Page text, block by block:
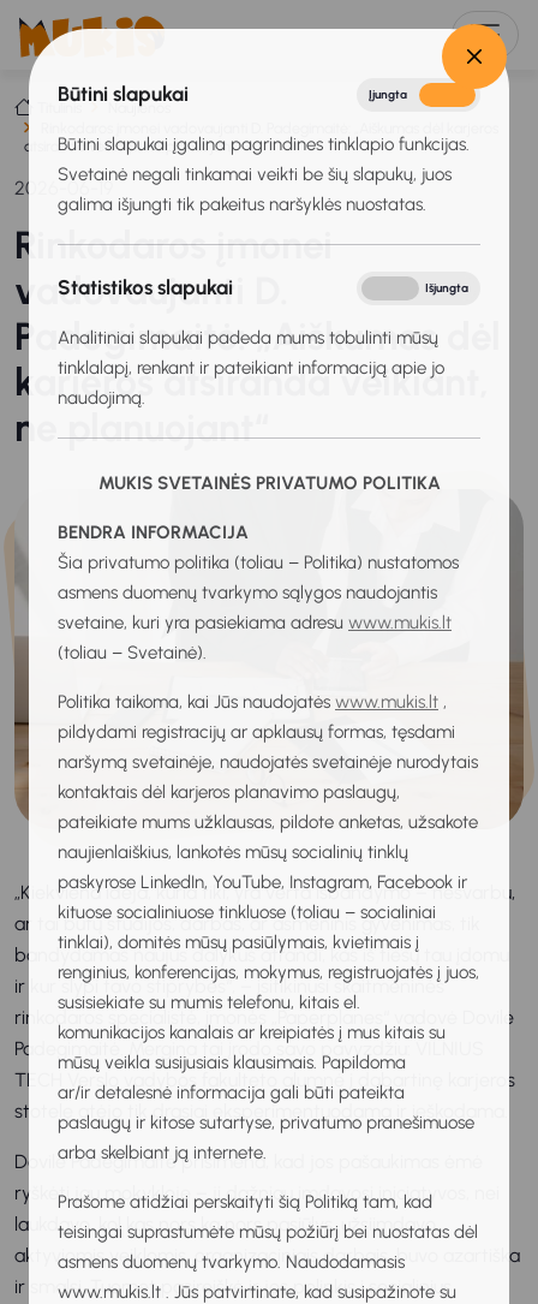
Būtini slapukai Įjungta
Būtini slapukai įgalina pagrindines tinklapio funkcijas.
Svetainė negali tinkamai veikti be šių slapukų, juos
galima išjungti tik pakeitus naršyklės nuostatas.
Statistikos slapukai Išjungta
Analitiniai slapukai padeda mums tobulinti mūsų
tinklalapį, renkant ir pateikiant informaciją apie jo
naudojimą.
MUKIS SVETAINĖS PRIVATUMO POLITIKA
BENDRA INFORMACIJA
Šia privatumo politika (toliau – Politika) nustatomos
asmens duomenų tvarkymo sąlygos naudojantis
svetaine, kuri yra pasiekiama adresu www.mukis.lt
(toliau – Svetainė).
Politika taikoma, kai Jūs naudojatės www.mukis.lt ,
pildydami registracijų ar apklausų formas, tęsdami
naršymą svetainėje, naudojatės svetainėje nurodytais
kontaktais dėl karjeros planavimo paslaugų,
pateikiate mums užklausas, pildote anketas, užsakote
naujienlaiškius, lankotės mūsų socialinių tinklų
paskyrose LinkedIn, YouTube, Instagram, Facebook ir
kituose socialiniuose tinkluose (toliau – socialiniai
tinklai), domitės mūsų pasiūlymais, kvietimais į
renginius, konferencijas, mokymus, registruojatės į juos,
susisiekiate su mumis telefonu, kitais el.
komunikacijos kanalais ar kreipiatės į mus kitais su
mūsų veikla susijusiais klausimais. Papildoma
ar/ir detalesnė informacija gali būti pateikta
paslaugų ir kitose sutartyse, privatumo pranešimuose
arba skelbiant ją internete.
Prašome atidžiai perskaityti šią Politiką tam, kad
teisingai suprastumėte mūsų požiūrį bei nuostatas dėl
asmens duomenų tvarkymo. Naudodamasis
www.mukis.lt . Jūs patvirtinate, kad susipažinote su
Titulinis
Naujienos
atsiranda veikiant, ne planuojant“
2026-06-19
Rinkodaros įmonei
vadovaujanti D.
Padegimaitė: „Aiškumas dėl
karjeros atsiranda veikiant,
ne planuojant“
„Kiekviena idėja, kuria tiki, yra verta išbandymo – nesvarbu,
ar tai būtų studijos, darbas, ar asmeninis gyvenimas, tik
bandydamas naujus dalykus atrandi, kas iš tiesų tau įdomu
ir kur slypi tavo stiprybės“, – įsitikinusi skaitmeninės
rinkodaros specialistė, įmonės „Paperplanes“ vadovė Dovilė
Padegimaitė. Mergina tai įrodo savo pavyzdžiu: VILNIUS
TECH Verslo vadybos fakulteto alumnė į dabartinę karjeros
stotelę atėjo tik drąsiai eksperimentuodama ir ieškodama.
Dovilė Padegimaitė prisimena, kad jos pašaukimas ėmė
ryškėti jau mokykloje – ji dažniau imdavosi iniciatyvos, nei
laukdavo, kol kas nors ką nors pasiūlys, užsiimdavo
aktyviomis veiklomis, organizaciniais darbais, buvo azartiška
ir smalsi. Tuomet pasireiškė ir jos polinkis į socialinius